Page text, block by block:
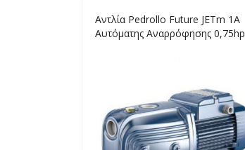
Αντλία Pedrollo Future JETm 1A
Αυτόματης Αναρρόφησης 0,75hp